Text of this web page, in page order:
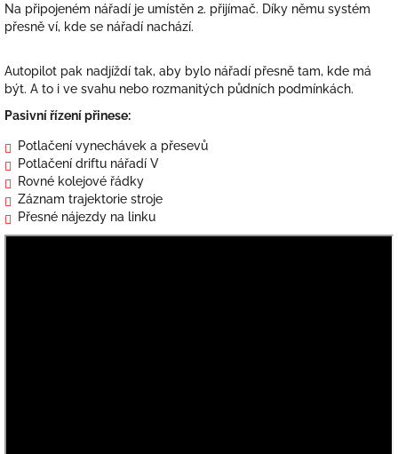
Na připojeném nářadí je umístěn 2. přijímač. Díky němu systém
přesně ví, kde se nářadí nachází.
Autopilot pak nadjíždí tak, aby bylo nářadí přesně tam, kde má
být. A to i ve svahu nebo rozmanitých půdních podmínkách.
Pasivní řízení přinese:
Potlačení vynechávek a přesevů
Potlačení driftu nářadí V
Rovné kolejové řádky
Záznam trajektorie stroje
Přesné nájezdy na linku